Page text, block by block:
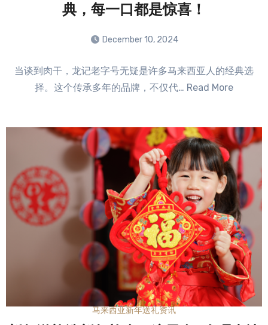
典，每一口都是惊喜！
December 10, 2024
Comments
当谈到肉干，龙记老字号无疑是许多马来西亚人的经典选
择。这个传承多年的品牌，不仅代… Read More
马来西亚新年送礼资讯